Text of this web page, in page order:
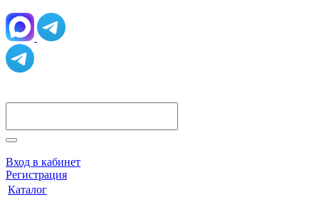
Вход в кабинет
Регистрация
Каталог